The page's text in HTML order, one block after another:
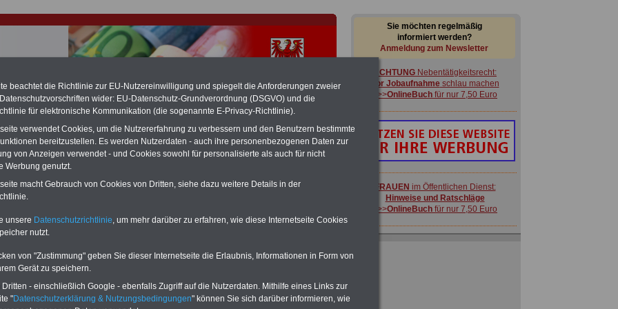
für Beamte & Ruhestandsbeamte (zu geringe Alimentation)
muss bisMärz 2027 eine Neuregelung der Besoldung beschließen). Auch beim
& Ruhestandsbeamte) gibt es teilweise hohe Nachzahlungen (Medienberichten
füralle (!) Beamtezwischen mind. 3.000 und 13.000 Euro, Der INFO-
hierzu eine Broschüre heraus, die unmittelbar nach dem Beschluss des
der Broschüre.
Laufbahnverordnung (LOV) § 15 Teilzeitbeschäftigung
Zehn OnlineBücher & eBooks für den Öffentlichen Dienst / Beamtinnen
zum Komplettpreis von
Beamtenrecht, Besoldung, Versorgung, Beihilfe, Nebentätigkeitsrecht,
und Rund ums Geld im öffentlichen Dienst bzw. Frauen im öffentlichen
Sie möchten regelmäßig
informiert werden?
Anmeldung zum Newsletter
ACHTUNG Nebentätigkeitsrecht:
vor Jobaufnahmeschlau machen
>>>OnlineBuch für nur 7,50 Euro
FRAUEN im Öffentlichen Dienst:
Hinweise und Ratschläge
>>>OnlineBuch für nur 7,50 Euro
beachtet die Richtlinie zur EU-Nutzereinwilligung und spiegelt die Anforderungen zweier
wider: EU-Datenschutz-Grundverordnung (DSGVO) und die
für elektronische Kommunikation (die sogenannte E-Privacy-Richtlinie).
verwendet Cookies, um die Nutzererfahrung zu verbessern und den Benutzern bestimmte
bereitzustellen. Es werden Nutzerdaten - auch ihre personenbezogenen Daten zur
von Anzeigen verwendet - und Cookies sowohl für personalisierte als auch für nicht
Werbung genutzt.
macht Gebrauch von Cookies von Dritten, siehe dazu weitere Details in der
unsere Datenschutzrichtlinie, um mehr darüber zu erfahren, wie diese Internetseite Cookies
nutzt.
von "Zustimmung" geben Sie dieser Internetseite die Erlaubnis, Informationen in Form von
Gerät zu speichern.
- einschließlich Google - ebenfalls Zugriff auf die Nutzerdaten. Mithilfe eines Links zur
"Datenschutzerklärung & Nutzungsbedingungen" können Sie sich darüber informieren, wie